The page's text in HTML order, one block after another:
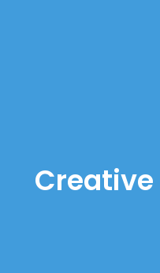
Creative